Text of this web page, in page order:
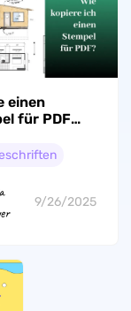
einen
für PDF
9/26/2025